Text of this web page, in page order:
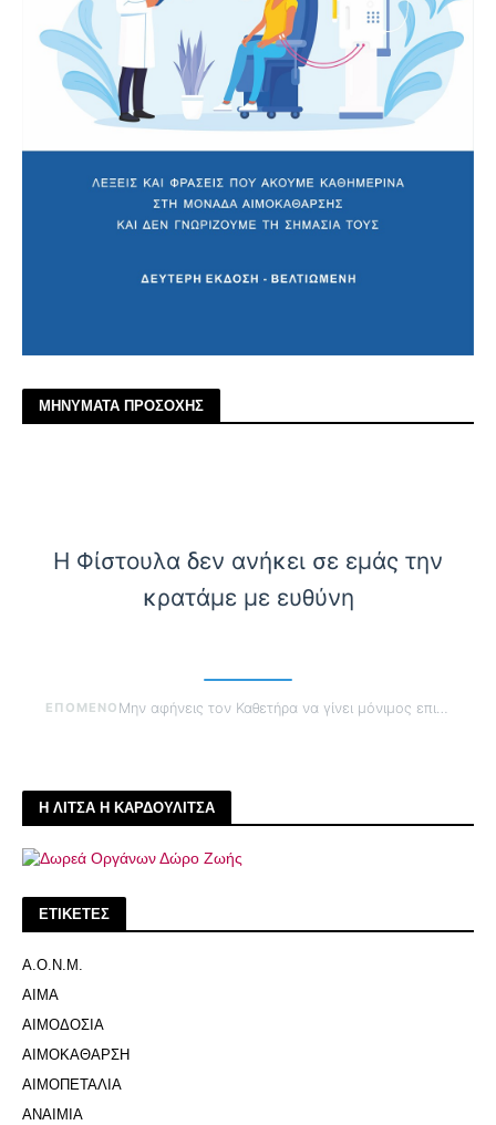
ΜΗΝΥΜΑΤΑ ΠΡΟΣΟΧΗΣ
Η Φίστουλα δεν ανήκει σε εμάς την
κρατάμε με ευθύνη
ΕΠΟΜΕΝΟ Μην αφήνεις τον Καθετήρα να γίνει μόνιμος επισκέπτης
Η ΛΙΤΣΑ Η ΚΑΡΔΟΥΛΙΤΣΑ
ΕΤΙΚΕΤΕΣ
Α.Ο.Ν.Μ.
ΑΙΜΑ
ΑΙΜΟΔΟΣΙΑ
ΑΙΜΟΚΑΘΑΡΣΗ
ΑΙΜΟΠΕΤΑΛΙΑ
ΑΝΑΙΜΙΑ